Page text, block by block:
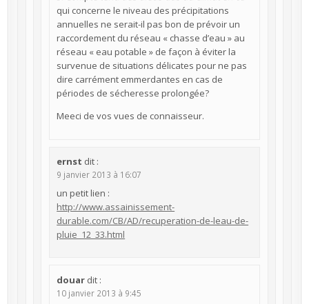
qui concerne le niveau des précipitations
annuelles ne serait-il pas bon de prévoir un
raccordement du réseau « chasse d’eau » au
réseau « eau potable » de façon à éviter la
survenue de situations délicates pour ne pas
dire carrément emmerdantes en cas de
périodes de sécheresse prolongée?
Meeci de vos vues de connaisseur.
ernst dit :
9 janvier 2013 à 16:07
un petit lien :
http://www.assainissement-
durable.com/CB/AD/recuperation-de-leau-de-
pluie_12_33.html
douar dit :
10 janvier 2013 à 9:45